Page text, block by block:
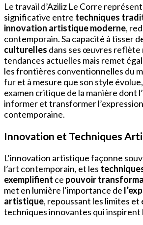
Le travail d’Aziliz Le Corre
significative entre techniques
innovation artistique moderne,
contemporain. Sa capacité à tisser
culturelles dans ses œuvres reflète
tendances actuelles mais remet
les frontières conventionnelles du
fur et à mesure que son style
examen critique de la manière dont
informer et transformer
contemporaine.
Innovation et Techniques
L’innovation artistique façonne
l’art contemporain, et les
exemplifient ce pouvoir
met en lumière l’importance de
artistique, repoussant les limites et
techniques innovantes qui inspirent